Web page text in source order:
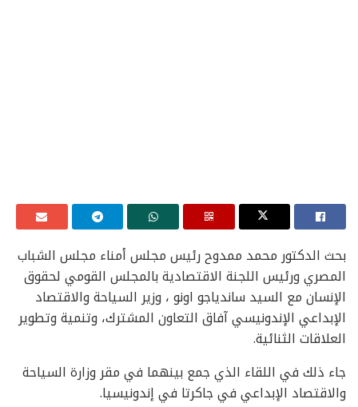
بحث الدكتور محمد ممدوح رئيس مجلس أمناء مجلس الشباب
المصري ورئيس اللجنة الاقتصادية بالمجلس القومي لحقوق
الإنسان مع السيد ساندياجو اونو ، وزير السياحة والاقتصاد
الإبداعي الإندونيسي آفاق التعاون المشترك، وتنمية وتطوير
العلاقات الثنائية.
جاء ذلك في اللقاء الذي جمع بينهما في مقر وزارة السياحة
والاقتصاد الإبداعي في جاكرتا في إندونيسيا.